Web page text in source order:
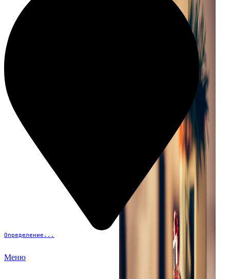
Определение...
Меню